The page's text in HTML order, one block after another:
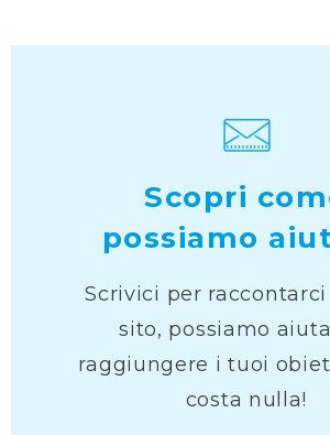
Scopri
possiamo
Scrivici per
sito, possiamo
raggiungere i tuoi
costa nulla!